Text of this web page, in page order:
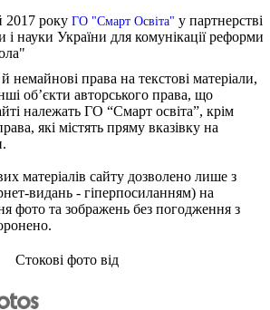
2017 року ГО "Смарт Освіта" у партнерстві
і науки України для комунікації реформи
немайнові права на текстові матеріали,
об’єкти авторського права, що
належать ГО “Смарт освіта”, крім
які містять пряму вказівку на
матеріалів сайту дозволено лише з
видань - гіперпосиланням) на
фото та зображень без погодження з
Стокові фото від